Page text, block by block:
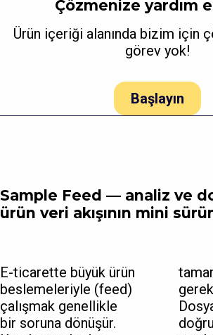
Çözmenize yardım
Ürün içeriği alanında bizim için
görev yok!
Başlayın
Sample Feed — analiz ve
ürün veri akışının mini
E-ticarette büyük ürün
beslemeleriyle (feed)
çalışmak genellikle
bir soruna dönüşür.
doğru